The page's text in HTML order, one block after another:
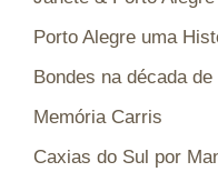
Porto Alegre uma
Bondes na década de
Memória Carris
Caxias do Sul por